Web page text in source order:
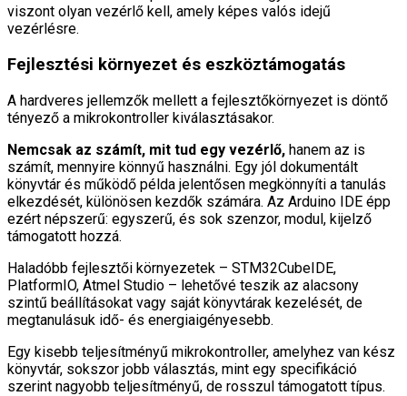
viszont olyan vezérlő kell, amely képes valós idejű
vezérlésre.
Fejlesztési környezet és eszköztámogatás
A hardveres jellemzők mellett a fejlesztőkörnyezet is döntő
tényező a mikrokontroller kiválasztásakor.
Nemcsak az számít, mit tud egy vezérlő, hanem az is
számít, mennyire könnyű használni. Egy jól dokumentált
könyvtár és működő példa jelentősen megkönnyíti a tanulás
elkezdését, különösen kezdők számára. Az Arduino IDE épp
ezért népszerű: egyszerű, és sok szenzor, modul, kijelző
támogatott hozzá.
Haladóbb fejlesztői környezetek – STM32CubeIDE,
PlatformIO, Atmel Studio – lehetővé teszik az alacsony
szintű beállításokat vagy saját könyvtárak kezelését, de
megtanulásuk idő- és energiaigényesebb.
Egy kisebb teljesítményű mikrokontroller, amelyhez van kész
könyvtár, sokszor jobb választás, mint egy specifikáció
szerint nagyobb teljesítményű, de rosszul támogatott típus.